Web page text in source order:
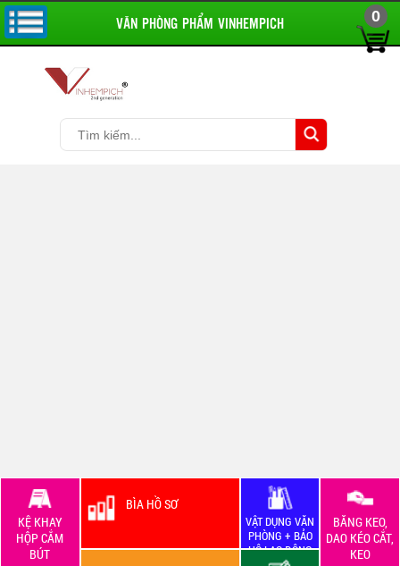
VĂN PHÒNG PHẨM VINHEMPICH
KỆ KHAY
HỘP CẮM
BÚT
BÌA HỒ SƠ
VẬT DỤNG VĂN
PHÒNG + BẢO
HỘ LAO ĐỘNG
BĂNG KEO,
DAO KÉO CẮT,
KEO
0